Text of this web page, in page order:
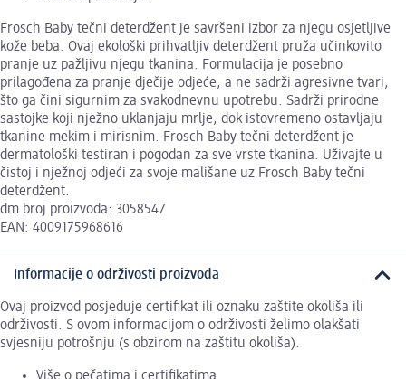
Frosch Baby tečni deterdžent je savršeni izbor za njegu osjetljive
kože beba. Ovaj ekološki prihvatljiv deterdžent pruža učinkovito
pranje uz pažljivu njegu tkanina. Formulacija je posebno
prilagođena za pranje dječije odjeće, a ne sadrži agresivne tvari,
što ga čini sigurnim za svakodnevnu upotrebu. Sadrži prirodne
sastojke koji nježno uklanjaju mrlje, dok istovremeno ostavljaju
tkanine mekim i mirisnim. Frosch Baby tečni deterdžent je
dermatološki testiran i pogodan za sve vrste tkanina. Uživajte u
čistoj i nježnoj odjeći za svoje mališane uz Frosch Baby tečni
deterdžent.
dm broj proizvoda: 3058547
EAN: 4009175968616
Informacije o održivosti proizvoda
Ovaj proizvod posjeduje certifikat ili oznaku zaštite okoliša ili
održivosti. S ovom informacijom o održivosti želimo olakšati
svjesniju potrošnju (s obzirom na zaštitu okoliša).